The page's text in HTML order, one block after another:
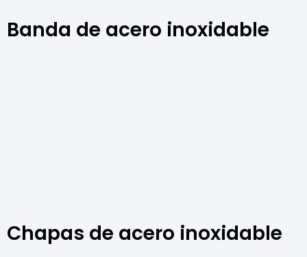
Banda de acero inoxidable
Chapas de acero inoxidable